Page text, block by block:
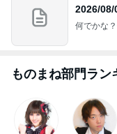
2026/08/
何でかな
ものまね部門ラン